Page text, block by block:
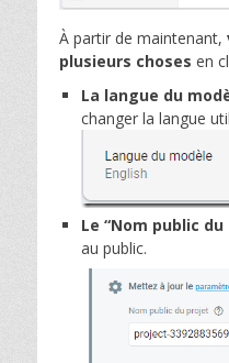
À partir de maintenant,
plusieurs choses en
La langue du
changer la langue
Le “Nom public
au public.